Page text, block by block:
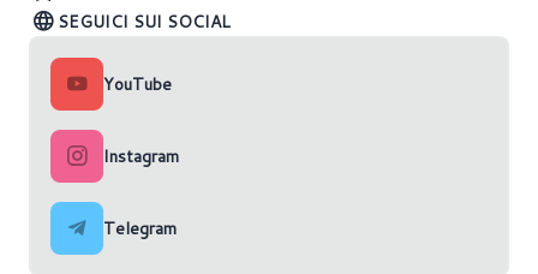
SEGUICI SUI SOCIAL
YouTube
Instagram
Telegram